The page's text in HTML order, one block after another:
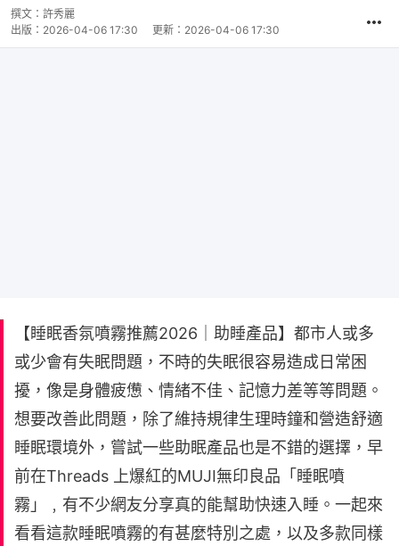
撰文： 許秀麗
出版： 2026-04-06 17:30 更新： 2026-04-06 17:30
【睡眠香氛噴霧推薦2026｜助睡產品】都市人或多
或少會有失眠問題，不時的失眠很容易造成日常困
擾，像是身體疲憊、情緒不佳、記憶力差等等問題。
想要改善此問題，除了維持規律生理時鐘和營造舒適
睡眠環境外，嘗試一些助眠產品也是不錯的選擇，早
前在Threads 上爆紅的MUJI無印良品「睡眠噴
霧」﹐有不少網友分享真的能幫助快速入睡。一起來
看看這款睡眠噴霧的有甚麼特別之處，以及多款同樣